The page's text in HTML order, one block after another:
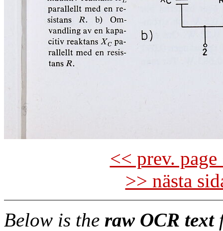
<< prev.
>> nästa
Below is the raw OCR text